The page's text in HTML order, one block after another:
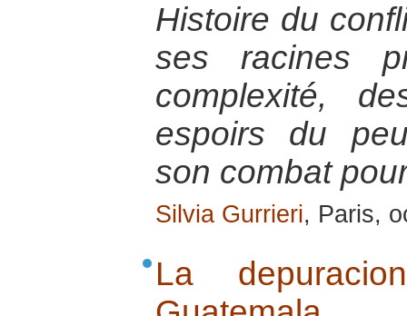
Histoire du
ses racines
complexité,
espoirs du
son combat
Silvia Gurrieri, Paris,
La